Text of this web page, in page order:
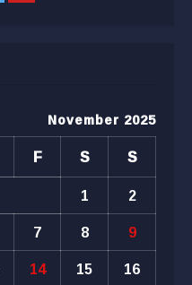
November 2025
F S
S
1
2
7 8
9
14 15
16